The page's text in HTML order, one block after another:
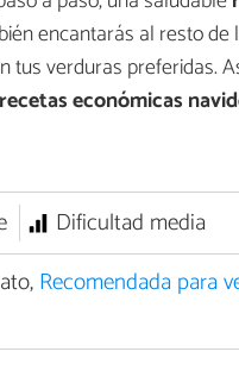
encantarás al resto
verduras preferidas.
recetas económicas
Dificultad media
Recomendada para